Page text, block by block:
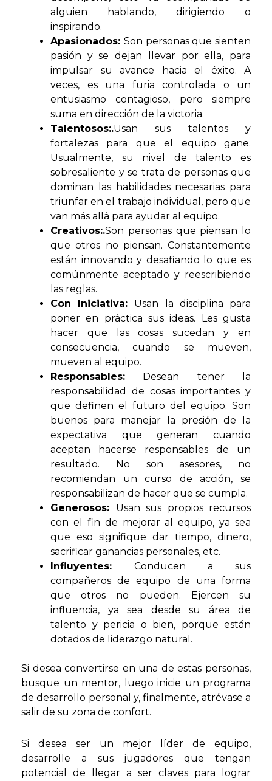
alguien hablando, dirigiendo o
inspirando.
Apasionados: Son personas que sienten
pasión y se dejan llevar por ella, para
impulsar su avance hacia el éxito. A
veces, es una furia controlada o un
entusiasmo contagioso, pero siempre
suma en dirección de la victoria.
Talentosos:.Usan sus talentos y
fortalezas para que el equipo gane.
Usualmente, su nivel de talento es
sobresaliente y se trata de personas que
dominan las habilidades necesarias para
triunfar en el trabajo individual, pero que
van más allá para ayudar al equipo.
Creativos:.Son personas que piensan lo
que otros no piensan. Constantemente
están innovando y desafiando lo que es
comúnmente aceptado y reescribiendo
las reglas.
Con Iniciativa: Usan la disciplina para
poner en práctica sus ideas. Les gusta
hacer que las cosas sucedan y en
consecuencia, cuando se mueven,
mueven al equipo.
Responsables: Desean tener la
responsabilidad de cosas importantes y
que definen el futuro del equipo. Son
buenos para manejar la presión de la
expectativa que generan cuando
aceptan hacerse responsables de un
resultado. No son asesores, no
recomiendan un curso de acción, se
responsabilizan de hacer que se cumpla.
Generosos: Usan sus propios recursos
con el fin de mejorar al equipo, ya sea
que eso signifique dar tiempo, dinero,
sacrificar ganancias personales, etc.
Influyentes: Conducen a sus
compañeros de equipo de una forma
que otros no pueden. Ejercen su
influencia, ya sea desde su área de
talento y pericia o bien, porque están
dotados de liderazgo natural.
Si desea convertirse en una de estas personas,
busque un mentor, luego inicie un programa
de desarrollo personal y, finalmente, atrévase a
salir de su zona de confort.
Si desea ser un mejor líder de equipo,
desarrolle a sus jugadores que tengan
potencial de llegar a ser claves para lograr